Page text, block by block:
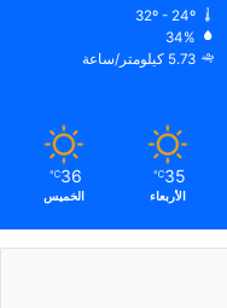
32º - 24º
34%
5.73 كيلومتر/ساعة
35
℃
الأربعاء
36
℃
الخميس